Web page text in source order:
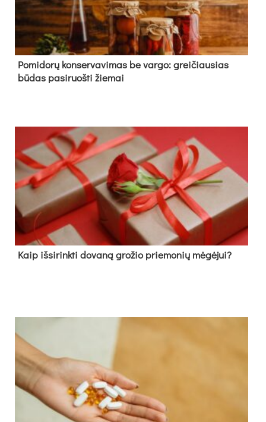
Pomidorų konservavimas be vargo: greičiausias
būdas pasiruošti žiemai
Kaip išsirinkti dovaną grožio priemonių mėgėjui?